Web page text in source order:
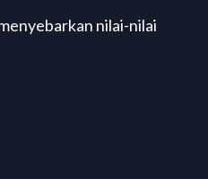
nilai-nilai